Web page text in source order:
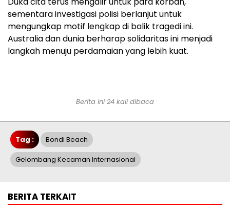
sementara investigasi polisi berlanjut untuk
mengungkap motif lengkap di balik tragedi ini.
Australia dan dunia berharap solidaritas ini menjadi
langkah menuju perdamaian yang lebih kuat.
Berita ini 24 kali dibaca
Tag : Bondi Beach
Gelombang Kecaman Internasional
BERITA TERKAIT